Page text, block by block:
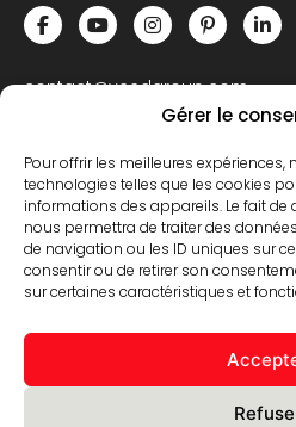
Gérer le
Pour offrir les meilleures expériences,
technologies telles que les cookies
informations des appareils. Le fait de
nous permettra de traiter des
de navigation ou les ID uniques sur
consentir ou de retirer son
sur certaines caractéristiques et
contact@yeedgroup.com
+33 (0)3 74 28 07 04
332, rue de Bruxelles
59850 Nieppe – FRANCE
NOUS CONTACTER
Abonnez-vous à notre